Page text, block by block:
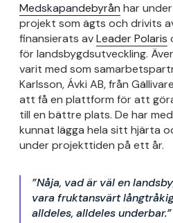
Medskapandebyrån har
projekt som ägts och drivits
finansierats avLeader Polaris
för landsbygdsutveckling.
varit med som
Karlsson, Ávki AB, från
att få en plattform för att
till en bättre plats. De har
kunnat lägga hela sitt hjärta
under projekttiden på ett år.
”Nåja, vad är väl en
vara fruktansvärt
alldeles, alldeles underbar.”